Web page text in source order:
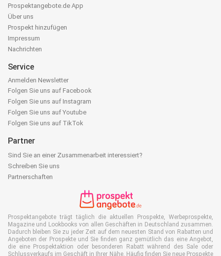
Prospektangebote.de App
Über uns
Prospekt hinzufügen
Impressum
Nachrichten
Service
Anmelden Newsletter
Folgen Sie uns auf Facebook
Folgen Sie uns auf Instagram
Folgen Sie uns auf Youtube
Folgen Sie uns auf TikTok
Partner
Sind Sie an einer Zusammenarbeit interessiert?
Schreiben Sie uns
Partnerschaften
Prospektangebote trägt täglich die aktuellen Prospekte, Werbeprospekte,
Magazine und Lookbooks von allen Geschäften in Deutschland zusammen.
Dadurch bleiben Sie zu jeder Zeit auf dem neuesten Stand von Rabatten und
Angeboten der Prospekte und Sie finden ganz gemütlich das eine Angebot,
die eine Prospektaktion oder besonderen Rabatt während des Sale oder
Schlussverkaufs im Geschäft in Ihrer Nähe. Häufig finden Sie neue Prospekte